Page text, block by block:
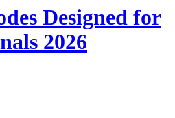
Designed for
2026